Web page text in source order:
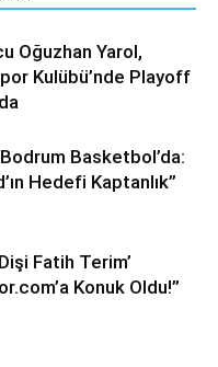
Oğuzhan Yarol,
Kulübü’nde Playoff
Basketbol’da:
Hedefi Kaptanlık”
Fatih Terim’
Konuk Oldu!”